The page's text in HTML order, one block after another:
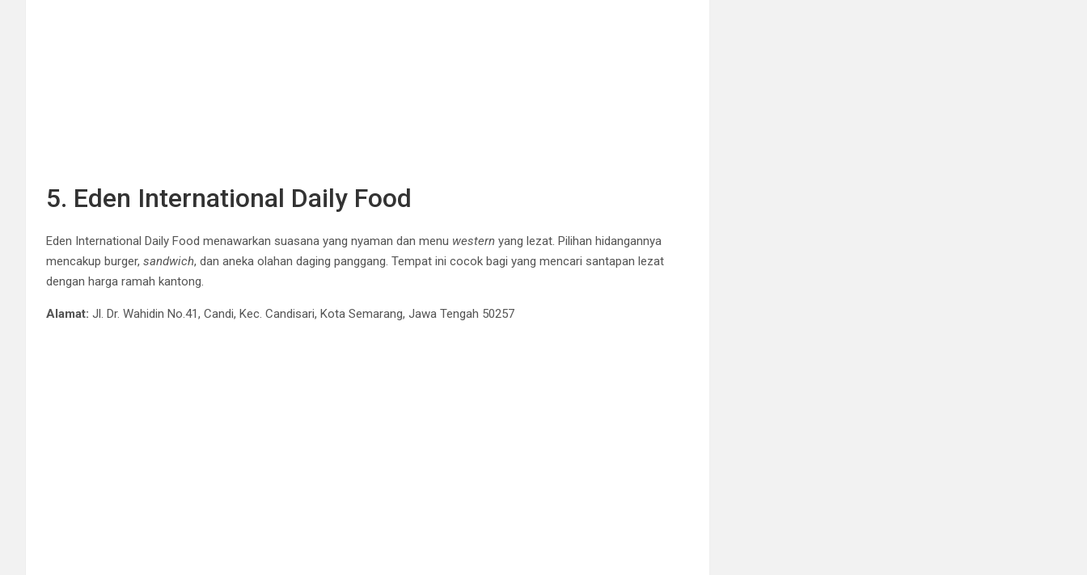
5. Eden International Daily Food
Eden International Daily Food menawarkan suasana yang nyaman dan menu western yang lezat. Pilihan hidangannya
mencakup burger, sandwich, dan aneka olahan daging panggang. Tempat ini cocok bagi yang mencari santapan lezat
dengan harga ramah kantong.
Alamat: Jl. Dr. Wahidin No.41, Candi, Kec. Candisari, Kota Semarang, Jawa Tengah 50257